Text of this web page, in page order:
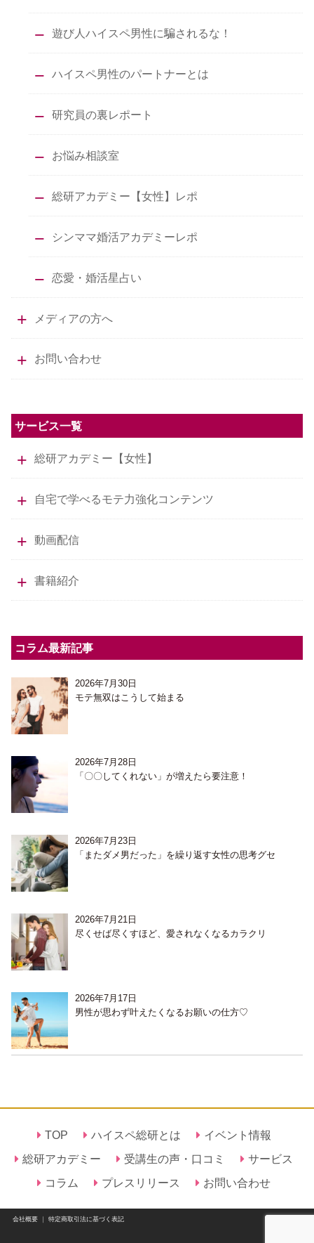
遊び人ハイスペ男性に騙されるな！
ハイスペ男性のパートナーとは
研究員の裏レポート
お悩み相談室
総研アカデミー【女性】レポ
シンママ婚活アカデミーレポ
恋愛・婚活星占い
メディアの方へ
お問い合わせ
サービス一覧
総研アカデミー【女性】
自宅で学べるモテ力強化コンテンツ
動画配信
書籍紹介
コラム最新記事
2026年7月30日
モテ無双はこうして始まる
2026年7月28日
「〇〇してくれない」が増えたら要注意！
2026年7月23日
「またダメ男だった」を繰り返す女性の思考グセ
2026年7月21日
尽くせば尽くすほど、愛されなくなるカラクリ
2026年7月17日
男性が思わず叶えたくなるお願いの仕方♡
TOP ハイスペ総研とは
イベント情報
総研アカデミー
受講生の声・口コミ
サービス
コラム
プレスリリース お問い合わせ
会社概要｜ 特定商取引法に基づく表記